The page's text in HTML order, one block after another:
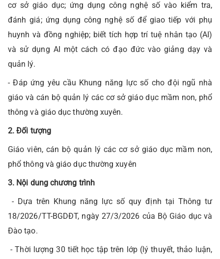
cơ sở giáo dục; ứng dụng công nghệ số vào kiểm tra,
đánh giá; ứng dụng công nghệ số để giao tiếp với phụ
huynh và đồng nghiệp; biết tích hợp trí tuệ nhân tạo (AI)
và sử dụng AI một cách có đạo đức vào giảng dạy và
quản lý.
- Đáp ứng yêu cầu Khung năng lực số cho đội ngũ nhà
giáo và cán bộ quản lý các cơ sở giáo dục mầm non, phổ
thông và giáo dục thường xuyên.
2. Đối tượng
Giáo viên, cán bộ quản lý các cơ sở giáo dục mầm non,
phổ thông và giáo dục thường xuyên
3. Nội dung chương trình
- Dựa trên Khung năng lực số quy định tại Thông tư
18/2026/TT-BGDĐT, ngày 27/3/2026 của Bộ Giáo dục và
Đào tạo.
- Thời lượng 30 tiết học tập trên lớp (lý thuyết, thảo luận,